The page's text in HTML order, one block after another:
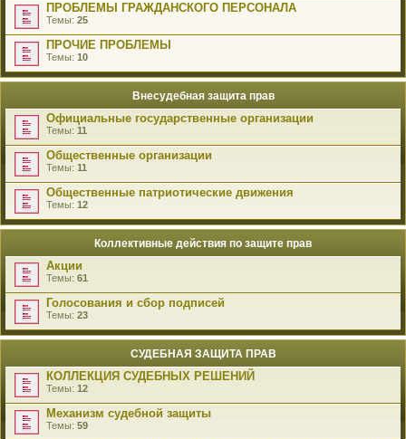
ПРОБЛЕМЫ ГРАЖДАНСКОГО ПЕРСОНАЛА
Темы: 25
ПРОЧИЕ ПРОБЛЕМЫ
Темы: 10
Внесудебная защита прав
Официальные государственные организации
Темы: 11
Общественные организации
Темы: 11
Общественные патриотические движения
Темы: 12
Коллективные действия по защите прав
Акции
Темы: 61
Голосования и сбор подписей
Темы: 23
СУДЕБНАЯ ЗАЩИТА ПРАВ
КОЛЛЕКЦИЯ СУДЕБНЫХ РЕШЕНИЙ
Темы: 12
Механизм судебной защиты
Темы: 59